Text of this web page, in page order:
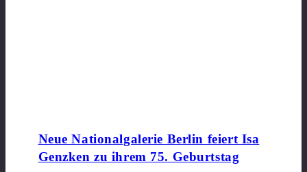
Neue Nationalgalerie Berlin feiert Isa
Genzken zu ihrem 75. Geburtstag